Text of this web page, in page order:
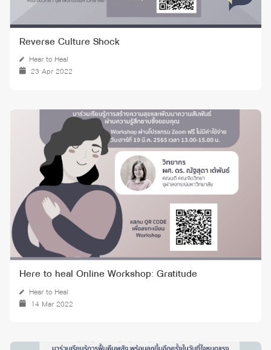
Reverse Culture Shock
Hear to Heal
23 Apr 2022
Here to heal Online Workshop: Gratitude
Hear to Heal
14 Mar 2022